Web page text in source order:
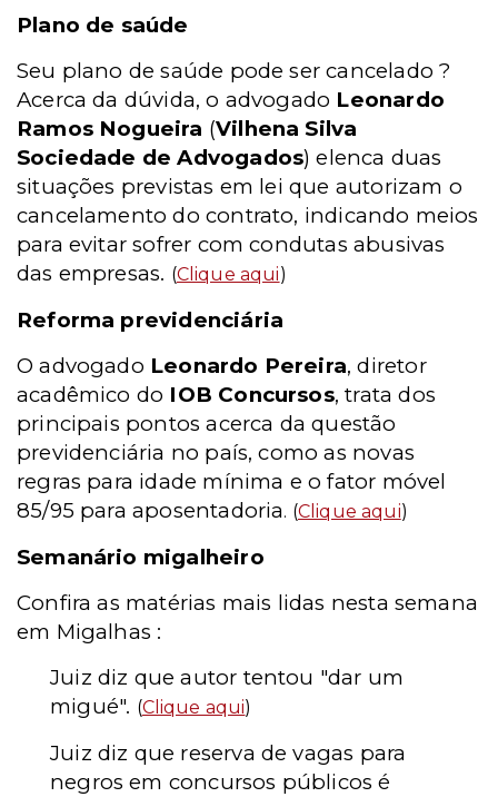
Plano de saúde
Seu plano de saúde pode ser cancelado ?
Acerca da dúvida, o advogado Leonardo
Ramos Nogueira (Vilhena Silva
Sociedade de Advogados) elenca duas
situações previstas em lei que autorizam o
cancelamento do contrato, indicando meios
para evitar sofrer com condutas abusivas
das empresas. (Clique aqui)
Reforma previdenciária
O advogado Leonardo Pereira, diretor
acadêmico do IOB Concursos, trata dos
principais pontos acerca da questão
previdenciária no país, como as novas
regras para idade mínima e o fator móvel
85/95 para aposentadoria. (Clique aqui)
Semanário migalheiro
Confira as matérias mais lidas nesta semana
em Migalhas :
Juiz diz que autor tentou "dar um
migué". (Clique aqui)
Juiz diz que reserva de vagas para
negros em concursos públicos é